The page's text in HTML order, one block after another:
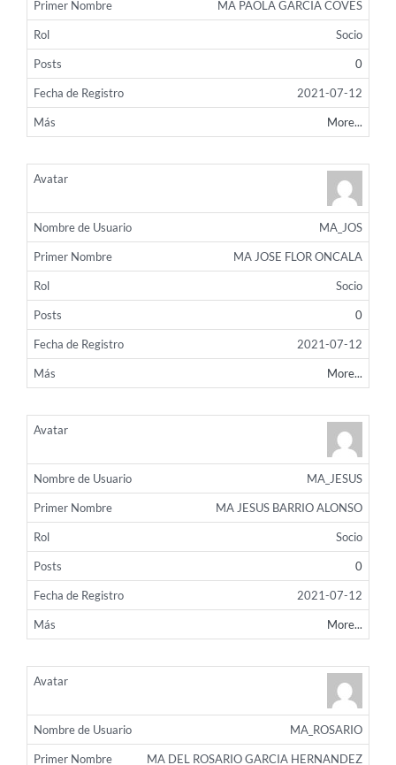
MA PAOLA GARCIA COVES
Socio
0
2021-07-12
More...
MA_JOS
MA JOSE FLOR ONCALA
Socio
0
2021-07-12
More...
MA_JESUS
MA JESUS BARRIO ALONSO
Socio
0
2021-07-12
More...
MA_ROSARIO
MA DEL ROSARIO GARCIA HERNANDEZ